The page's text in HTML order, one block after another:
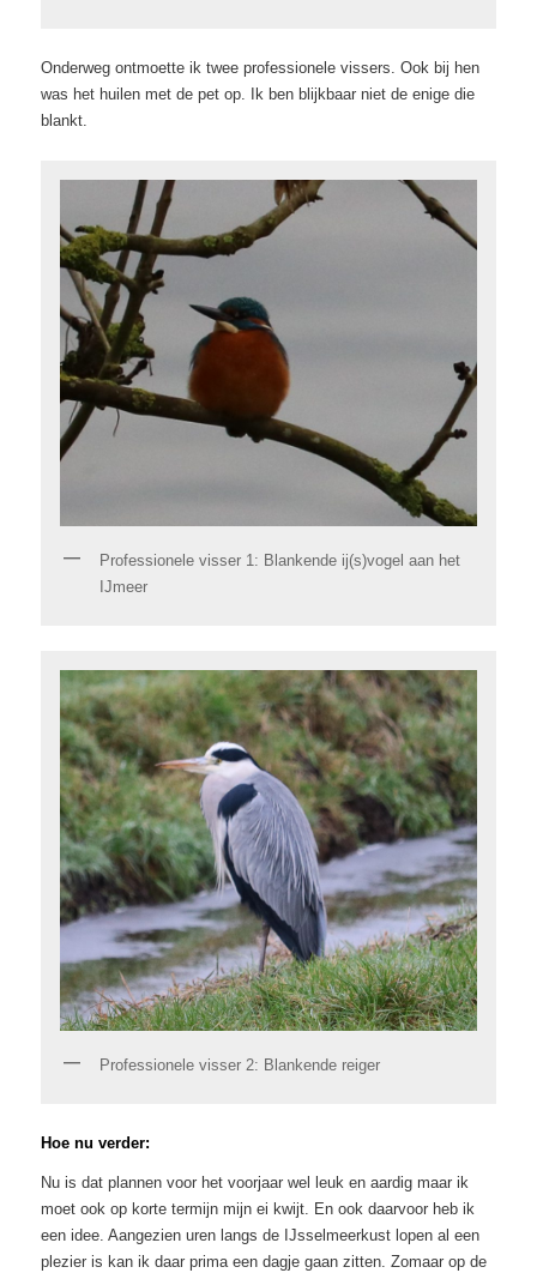
Onderweg ontmoette ik twee professionele vissers. Ook bij hen
was het huilen met de pet op. Ik ben blijkbaar niet de enige die
blankt.
Professionele visser 1: Blankende ij(s)vogel aan het
IJmeer
Professionele visser 2: Blankende reiger
Hoe nu verder:
Nu is dat plannen voor het voorjaar wel leuk en aardig maar ik
moet ook op korte termijn mijn ei kwijt. En ook daarvoor heb ik
een idee. Aangezien uren langs de IJsselmeerkust lopen al een
plezier is kan ik daar prima een dagje gaan zitten. Zomaar op de